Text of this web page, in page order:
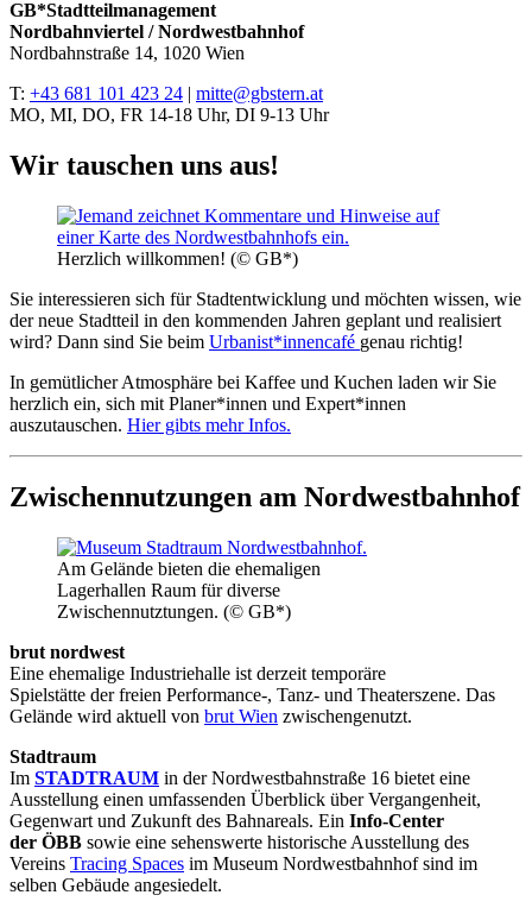
GB*Stadtteilmanagement
Nordbahnviertel / Nordwestbahnhof
Nordbahnstraße 14, 1020 Wien
T: +43 681 101 423 24 | mitte@gbstern.at
MO, MI, DO, FR 14-18 Uhr, DI 9-13 Uhr
Wir tauschen uns aus!
Herzlich willkommen! (© GB*)
Sie interessieren sich für Stadtentwicklung und möchten wissen, wie
der neue Stadtteil in den kommenden Jahren geplant und realisiert
wird? Dann sind Sie beim Urbanist*innencafé genau richtig!
In gemütlicher Atmosphäre bei Kaffee und Kuchen laden wir Sie
herzlich ein, sich mit Planer*innen und Expert*innen
auszutauschen. Hier gibts mehr Infos.
Zwischennutzungen am Nordwestbahnhof
Am Gelände bieten die ehemaligen
Lagerhallen Raum für diverse
Zwischennutztungen. (© GB*)
brut nordwest
Eine ehemalige Industriehalle ist derzeit temporäre
Spielstätte der freien Performance-, Tanz- und Theaterszene. Das
Gelände wird aktuell von brut Wien zwischengenutzt.
Stadtraum
Im STADTRAUM in der Nordwestbahnstraße 16 bietet eine
Ausstellung einen umfassenden Überblick über Vergangenheit,
Gegenwart und Zukunft des Bahnareals. Ein Info-Center
der ÖBB sowie eine sehenswerte historische Ausstellung des
Vereins Tracing Spaces im Museum Nordwestbahnhof sind im
selben Gebäude angesiedelt.